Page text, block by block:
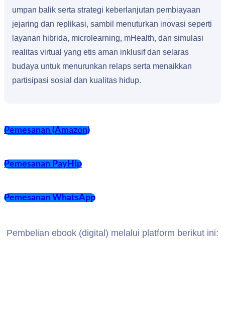
umpan balik serta strategi keberlanjutan pembiayaan
jejaring dan replikasi, sambil menuturkan inovasi seperti
layanan hibrida, microlearning, mHealth, dan simulasi
realitas virtual yang etis aman inklusif dan selaras
budaya untuk menurunkan relaps serta menaikkan
partisipasi sosial dan kualitas hidup.
Pemesanan (Amazon)
Pemesanan PayHip
Pemesanan WhatsApp
Pembelian ebook (digital) melalui platform berikut ini: